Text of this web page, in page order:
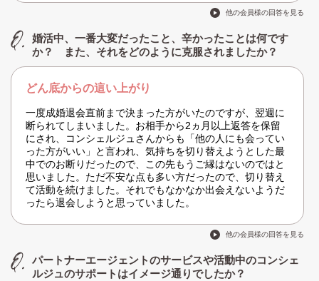
他の会員様の回答を見る
婚活中、一番大変だったこと、辛かったことは何です
か？ また、それをどのように克服されましたか？
どん底からの這い上がり
一度成婚退会直前まで決まった方がいたのですが、翌週に
断られてしまいました。お相手から2ヵ月以上返答を保留
にされ、コンシェルジュさんからも「他の人にも会ってい
った方がいい」と言われ、気持ちを切り替えようとした最
中でのお断りだったので、この先もうご縁はないのではと
思いました。ただ不安な点も多い方だったので、切り替え
て活動を続けました。それでもなかなか出会えないようだ
ったら退会しようと思っていました。
他の会員様の回答を見る
パートナーエージェントのサービスや活動中のコンシェ
ルジュのサポートはイメージ通りでしたか？